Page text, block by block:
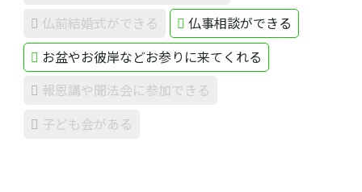
仏前結婚式ができる
仏事相談ができる
お盆やお彼岸などお参りに来てくれる
報恩講や聞法会に参加できる
子ども会がある